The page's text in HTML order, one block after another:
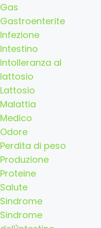
Gas
Gastroenterite
Infezione
Intestino
Intolleranza al
lattosio
Lattosio
Malattia
Medico
Odore
Perdita di peso
Produzione
Proteine
Salute
Sindrome
Sindrome